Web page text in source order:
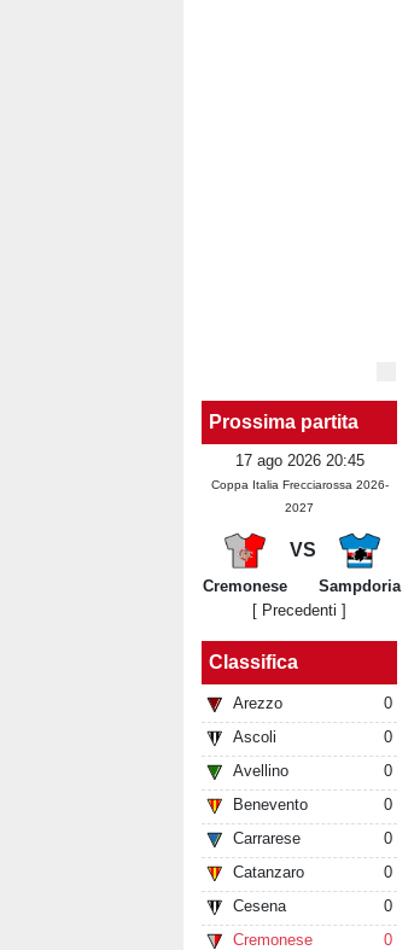
Prossima partita
17 ago 2026 20:45
Coppa Italia Frecciarossa 2026-
2027
VS
Cremonese
Sampdoria
[ Precedenti ]
Classifica
Arezzo
0
Ascoli
0
Avellino
0
Benevento
0
Carrarese
0
Catanzaro
0
Cesena
0
Cremonese
0